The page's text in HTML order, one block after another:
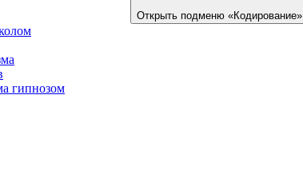
Открыть подменю «Кодирование»
гипнозом